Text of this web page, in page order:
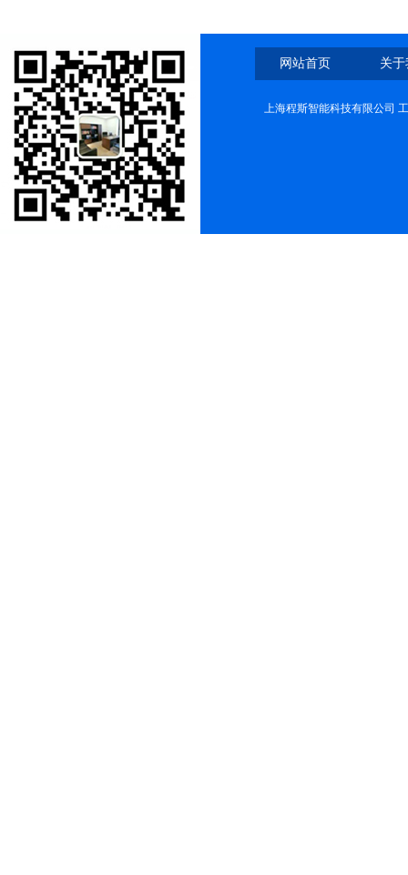
网站首页 关
上海程斯智能科技有限公司